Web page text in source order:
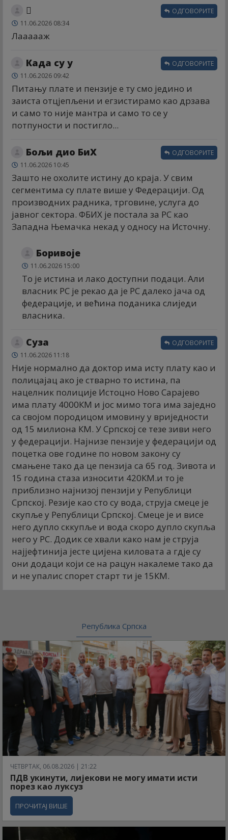
🫩
11.06.2026 08:34
Лаааааж
ОДГОВОРИТЕ
Када су у
11.06.2026 09:42
Питању плате и пензије е ту смо једино и
заиста отцјепљени и егзистирамо као дрзава
и само то није мантра и само то се у
потпуности и постигло...
ОДГОВОРИТЕ
Бољи дио БиХ
11.06.2026 10:45
Зашто не охолите истину до краја. У свим
сегментима су плате више у Федерацији. Од
производних радника, трговине, услуга до
јавног сектора. ФБИХ је постала за РС као
Западна Њемачка некад у односу на Источну.
ОДГОВОРИТЕ
Боривоје
11.06.2026 15:00
То је истина и лако доступни подаци. Али
власник РС је рекао да је РС далеко јача од
федерације, и већина поданика слиједи
власника.
Суза
11.06.2026 11:18
Није нормално да доктор има исту плату као и
полицајац ако је стварно то истина, па
нацелник полиције Истоцно Ново Сарајево
има плату 4000КМ и јос мимо тога има заједно
са својом породицом имовину у вриједности
од 15 милиона КМ. У Српској се тезе зиви него
у федерацији. Најнизе пензије у федерацији од
поцетка ове године по новом закону су
смањене тако да це пензија са 65 год. Зивота и
15 година стаза износити 420КМ.и то је
приблизно најнизој пензији у Републици
Српској. Резије као сто су вода, струја смеце је
скупље у Републици Српској. Смеце је и висе
него дупло сккупље и вода скоро дупло скупља
него у РС. Додик се хвали како нам је струја
најјефтинија јесте цијена киловата а гдје су
они додаци који се на рацун накалеме тако да
и не упалис спорет старт ти је 15КМ.
ОДГОВОРИТЕ
Република Српска
ЧЕТВРТАК, 06.08.2026 | 21:22
ПДВ укинути, лијекови не могу имати исти
порез као луксуз
ПРОЧИТАЈ ВИШЕ